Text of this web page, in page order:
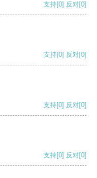
支持[0] 反对[0]
支持[0] 反对[0]
支持[0] 反对[0]
支持[0] 反对[0]